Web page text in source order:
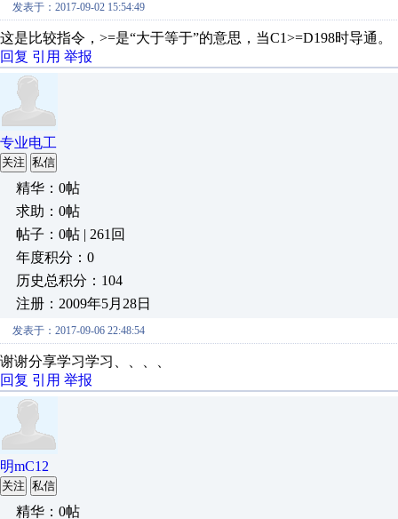
发表于：2017-09-02 15:54:49
这是比较指令，>=是“大于等于”的意思，当C1>=D198时导通。
回复 引用 举报
专业电工
关注 私信
精华：0帖
求助：0帖
帖子：0帖 | 261回
年度积分：0
历史总积分：104
注册：2009年5月28日
发表于：2017-09-06 22:48:54
谢谢分享学习学习、、、、
回复 引用 举报
明mC12
关注 私信
精华：0帖